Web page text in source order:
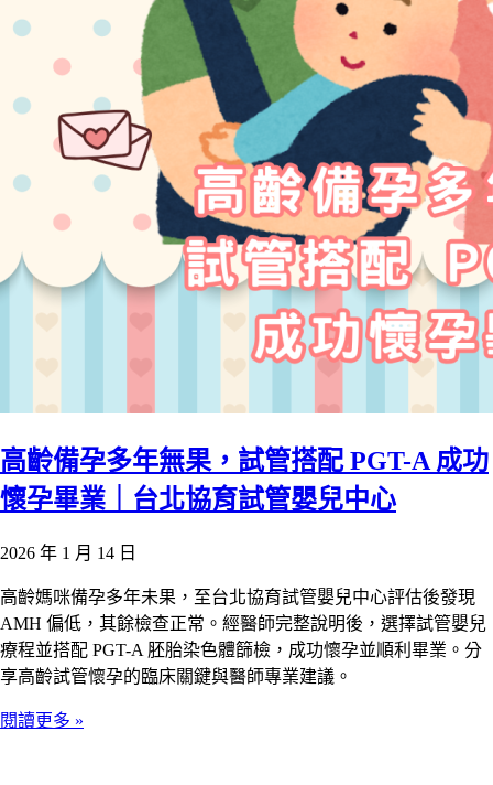
高齡備孕多年無果，試管搭配 PGT-A 成功
懷孕畢業｜台北協育試管嬰兒中心
2026 年 1 月 14 日
高齡媽咪備孕多年未果，至台北協育試管嬰兒中心評估後發現
AMH 偏低，其餘檢查正常。經醫師完整說明後，選擇試管嬰兒
療程並搭配 PGT-A 胚胎染色體篩檢，成功懷孕並順利畢業。分
享高齡試管懷孕的臨床關鍵與醫師專業建議。
閱讀更多 »